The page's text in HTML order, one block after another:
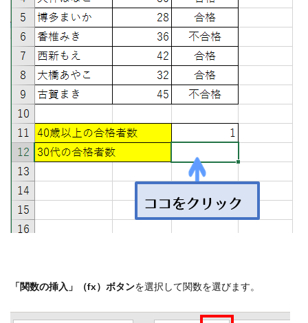
「関数の挿入」（fx）ボタンを選択して関数を選びます。